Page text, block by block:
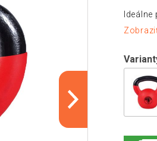
Ideálne